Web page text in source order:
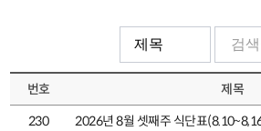
번호
제목
230
2026년 8월 셋째주 식단표